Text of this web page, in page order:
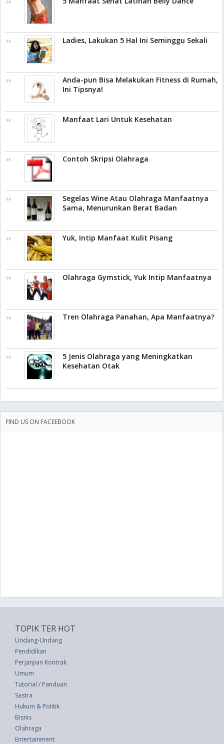
Ladies, Lakukan 5 Hal Ini Seminggu Sekali
Anda-pun Bisa Melakukan Fitness di Rumah,
Ini Tipsnya!
Manfaat Lari Untuk Kesehatan
Contoh Skripsi Olahraga
Segelas Wine Atau Olahraga Manfaatnya
Sama, Menurunkan Berat Badan
Yuk, Intip Manfaat Kulit Pisang
Olahraga Gymstick, Yuk Intip Manfaatnya
Tren Olahraga Panahan, Apa Manfaatnya?
5 Jenis Olahraga yang Meningkatkan
Kesehatan Otak
FIND US ON FACEEBOOK
TOPIK TER HOT
Undang-Undang
Pendidikan
Perjanjian Kontrak
Umum
Tutorial / Panduan
Sastra
Hukum & Politik
Bisnis
Olahraga
Entertainment